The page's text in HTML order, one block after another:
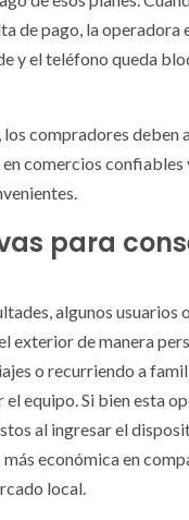
de pago, la operadora
y el teléfono queda
compradores deben
comercios confiables
para
algunos usuarios
exterior de manera
o recurriendo a
el equipo. Si bien esta
al ingresar el
económica en
local.